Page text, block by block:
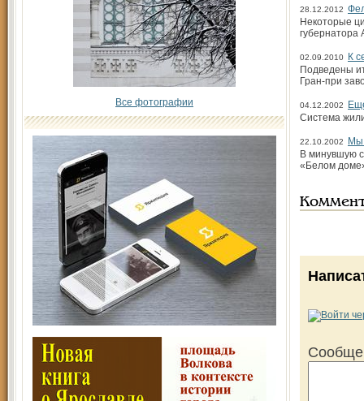
Все фотографии
28.12.2012
Некоторые
губернатора
02.09.2010
К
Подведены
Гран-при
04.12.2002
Система
22.10.2002
Мы
В минувшую
«Белом